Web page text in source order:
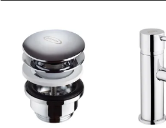
Clicca per